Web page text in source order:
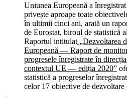
Uniunea Europeană a
privește aproape toate
în ultimii cinci ani, arată un
de Eurostat, biroul de statistică
Raportul intitulat „Dezvoltarea
Europeană — Raport de
progresele înregistrate în
contextul UE — ediția 2020”
statistică a progreselor
celor 17 obiective de